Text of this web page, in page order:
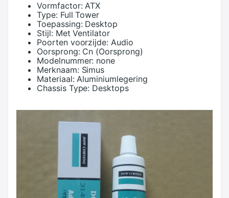
Vormfactor: ATX
Type: Full Tower
Toepassing: Desktop
Stijl: Met Ventilator
Poorten voorzijde: Audio
Oorsprong: Cn (Oorsprong)
Modelnummer: none
Merknaam: Simus
Materiaal: Aluminiumlegering
Chassis Type: Desktops